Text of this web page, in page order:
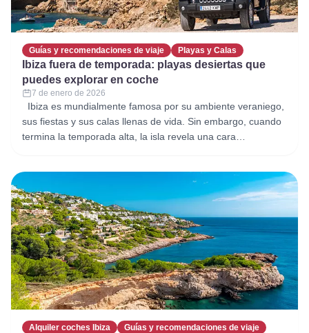
Guías y recomendaciones de viaje Playas y Calas
Ibiza fuera de temporada: playas desiertas que
puedes explorar en coche
7 de enero de 2026
Ibiza es mundialmente famosa por su ambiente veraniego,
sus fiestas y sus calas llenas de vida. Sin embargo, cuando
termina la temporada alta, la isla revela una cara
desiertas, ideales para quienes desean descubrir la esencia
más auténtica de la
Alquiler coches Ibiza Guías y recomendaciones de viaje